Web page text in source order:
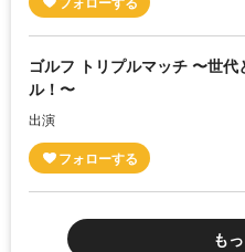
ゴルフ トリプルマッチ 〜世
ル！〜
出演
も